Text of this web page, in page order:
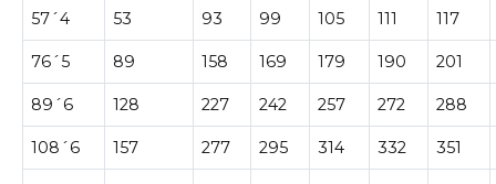
57´4 53 93 99 105 111 117
76´5 89 158 169 179 190 201
89´6 128 227 242 257 272 288
108´6 157 277 295 314 332 351